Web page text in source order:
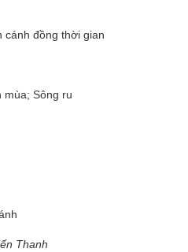
cánh đồng thời gian
mùa; Sông ru
Thanh